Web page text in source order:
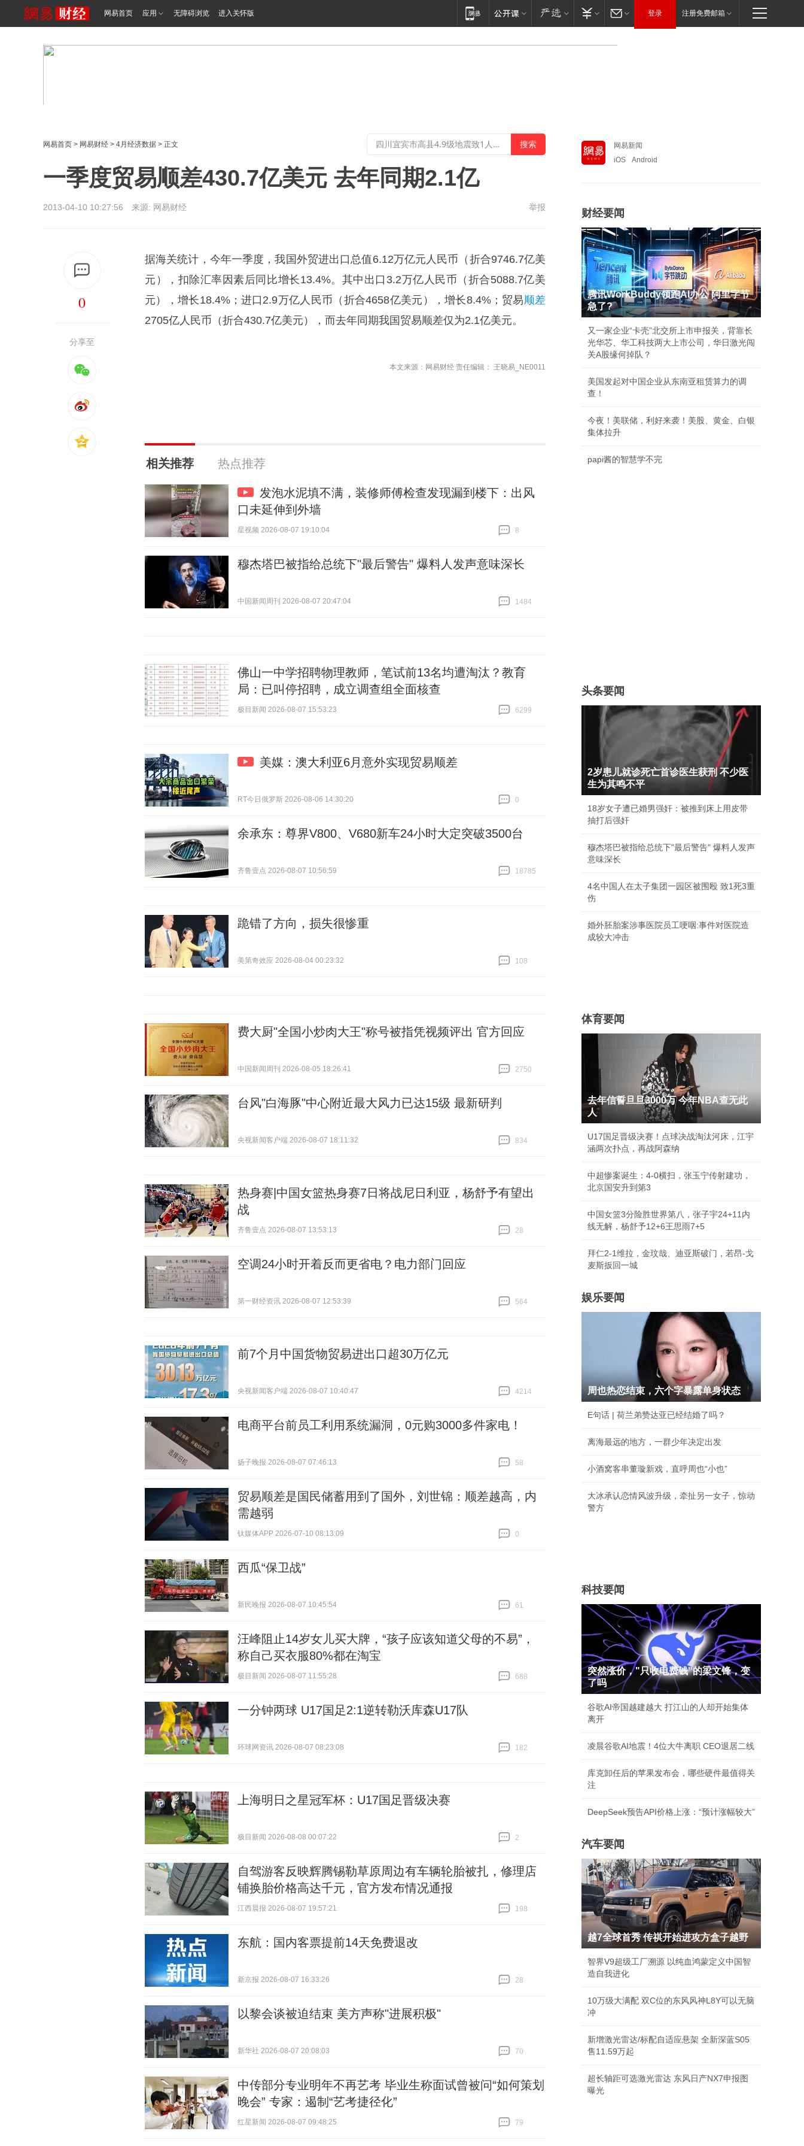
网易首页 应用 无障碍浏览 进入关怀版 登录 注册免费邮箱
网易首页 > 网易财经 > 4月经济数据 > 正文
一季度贸易顺差430.7亿美元 去年同期2.1亿
2013-04-10 10:27:56 来源: 网易财经 举报
0
分享至
据海关统计，今年一季度，我国外贸进出口总值6.12万亿元人民币（折合9746.7亿美
元），扣除汇率因素后同比增长13.4%。其中出口3.2万亿人民币（折合5088.7亿美
元），增长18.4%；进口2.9万亿人民币（折合4658亿美元），增长8.4%；贸易顺差
2705亿人民币（折合430.7亿美元），而去年同期我国贸易顺差仅为2.1亿美元。
本文来源：网易财经 责任编辑： 王晓易_NE0011
相关推荐 热点推荐
发泡水泥填不满，装修师傅检查发现漏到楼下：出风
口未延伸到外墙
星视频 2026-08-07 19:10:04
8
穆杰塔巴被指给总统下"最后警告" 爆料人发声意味深长
中国新闻周刊 2026-08-07 20:47:04
1484
佛山一中学招聘物理教师，笔试前13名均遭淘汰？教育
局：已叫停招聘，成立调查组全面核查
极目新闻 2026-08-07 15:53:23
6299
美媒：澳大利亚6月意外实现贸易顺差
RT今日俄罗斯 2026-08-06 14:30:20
0
余承东：尊界V800、V680新车24小时大定突破3500台
齐鲁壹点 2026-08-07 10:56:59
18785
跪错了方向，损失很惨重
美第奇效应 2026-08-04 00:23:32
108
费大厨"全国小炒肉大王"称号被指凭视频评出 官方回应
中国新闻周刊 2026-08-05 18:26:41
2750
台风"白海豚"中心附近最大风力已达15级 最新研判
央视新闻客户端 2026-08-07 18:11:32
834
热身赛|中国女篮热身赛7日将战尼日利亚，杨舒予有望出
战
齐鲁壹点 2026-08-07 13:53:13
28
空调24小时开着反而更省电？电力部门回应
第一财经资讯 2026-08-07 12:53:39
564
前7个月中国货物贸易进出口超30万亿元
央视新闻客户端 2026-08-07 10:40:47
4214
电商平台前员工利用系统漏洞，0元购3000多件家电！
扬子晚报 2026-08-07 07:46:13
58
贸易顺差是国民储蓄用到了国外，刘世锦：顺差越高，内
需越弱
钛媒体APP 2026-07-10 08:13:09
0
西瓜“保卫战”
新民晚报 2026-08-07 10:45:54
61
汪峰阻止14岁女儿买大牌，“孩子应该知道父母的不易”，
称自己买衣服80%都在淘宝
极目新闻 2026-08-07 11:55:28
688
一分钟两球 U17国足2:1逆转勒沃库森U17队
环球网资讯 2026-08-07 08:23:08
182
上海明日之星冠军杯：U17国足晋级决赛
极目新闻 2026-08-08 00:07:22
2
自驾游客反映辉腾锡勒草原周边有车辆轮胎被扎，修理店
铺换胎价格高达千元，官方发布情况通报
江西晨报 2026-08-07 19:57:21
198
东航：国内客票提前14天免费退改
新京报 2026-08-07 16:33:26
28
以黎会谈被迫结束 美方声称"进展积极"
新华社 2026-08-07 20:08:03
70
中传部分专业明年不再艺考 毕业生称面试曾被问“如何策划
晚会” 专家：遏制“艺考捷径化”
红星新闻 2026-08-07 09:48:25
79
网易新闻
iOS
Android
财经要闻
腾讯WorkBuddy领跑AI办公 阿里字节
急了?
又一家企业“卡壳”北交所上市申报关，背靠长
光华芯、华工科技两大上市公司，华日激光闯
关A股缘何掉队？
美国发起对中国企业从东南亚租赁算力的调
查！
今夜！美联储，利好来袭！美股、黄金、白银
集体拉升
papi酱的智慧学不完
头条要闻
2岁患儿就诊死亡首诊医生获刑 不少医
生为其鸣不平
18岁女子遭已婚男强奸：被推到床上用皮带
抽打后强奸
穆杰塔巴被指给总统下"最后警告" 爆料人发声
意味深长
4名中国人在太子集团一园区被围殴 致1死3重
伤
婚外胚胎案涉事医院员工哽咽:事件对医院造
成较大冲击
体育要闻
去年信誓旦旦3000万 今年NBA查无此
人
U17国足晋级决赛！点球决战淘汰河床，江宇
涵两次扑点，再战阿森纳
中超惨案诞生：4-0横扫，张玉宁传射建功，
北京国安升到第3
中国女篮3分险胜世界第八，张子宇24+11内
线无解，杨舒予12+6王思雨7+5
拜仁2-1维拉，金玟哉、迪亚斯破门，若昂-戈
麦斯扳回一城
娱乐要闻
周也热恋结束，六个字暴露单身状态
E句话 | 荷兰弟赞达亚已经结婚了吗？
离海最远的地方，一群少年决定出发
小酒窝客串董璇新戏，直呼周也“小也”
大冰承认恋情风波升级，牵扯另一女子，惊动
警方
科技要闻
突然涨价，"只收电费钱"的梁文锋，变
了吗
谷歌AI帝国越建越大 打江山的人却开始集体
离开
凌晨谷歌AI地震！4位大牛离职 CEO退居二线
库克卸任后的苹果发布会，哪些硬件最值得关
注
DeepSeek预告API价格上涨：“预计涨幅较大”
汽车要闻
越7全球首秀 传祺开始进攻方盒子越野
智界V9超级工厂溯源 以纯血鸿蒙定义中国智
造自我进化
10万级大满配 双C位的东风风神L8Y可以无脑
冲
新增激光雷达/标配自适应悬架 全新深蓝S05
售11.59万起
超长轴距可选激光雷达 东风日产NX7申报图
曝光